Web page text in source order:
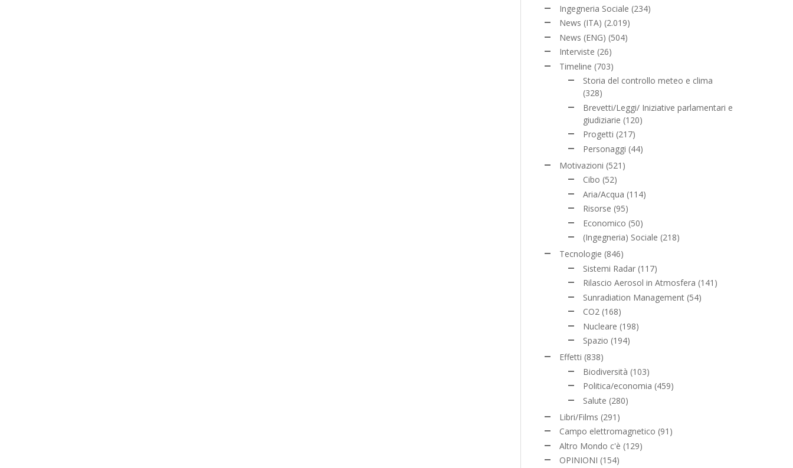
Ingegneria Sociale (234)
News (ITA) (2.019)
News (ENG) (504)
Interviste (26)
Timeline (703)
Storia del controllo meteo e clima
(328)
Brevetti/Leggi/ Iniziative parlamentari e
giudiziarie (120)
Progetti (217)
Personaggi (44)
Motivazioni (521)
Cibo (52)
Aria/Acqua (114)
Risorse (95)
Economico (50)
(Ingegneria) Sociale (218)
Tecnologie (846)
Sistemi Radar (117)
Rilascio Aerosol in Atmosfera (141)
Sunradiation Management (54)
CO2 (168)
Nucleare (198)
Spazio (194)
Effetti (838)
Biodiversità (103)
Politica/economia (459)
Salute (280)
Libri/Films (291)
Campo elettromagnetico (91)
Altro Mondo c'è (129)
OPINIONI (154)